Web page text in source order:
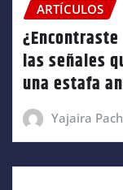
ARTÍCULOS
las señales
una estafa
Yajaira